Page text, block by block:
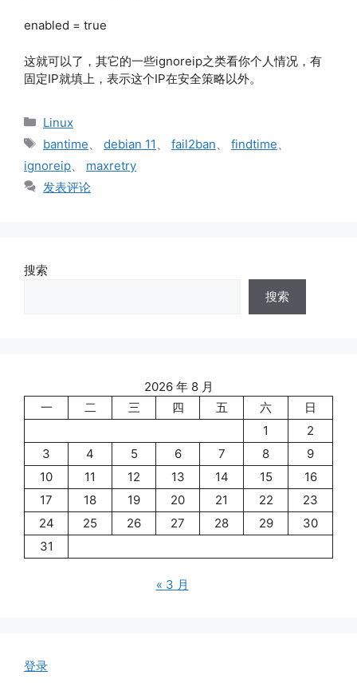
enabled = true
这就可以了，其它的一些ignoreip之类看你个人情况，有
固定IP就填上，表示这个IP在安全策略以外。
分
类
Linux
标
bantime debian 11 fail2ban findtime
ignoreip
maxretry
发表评论
搜索
搜索
2026 年 8 月
一
二 三 四 五 六
日
1
2
3
4 5 6 7 8
9
10
11 12 13 14 15
16
17
18 19 20 21 22
23
24
25 26 27 28 29
30
31
« 3 月
登录